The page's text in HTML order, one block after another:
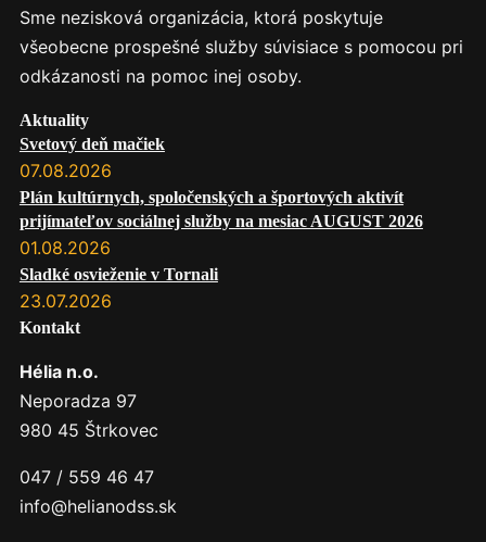
Sme nezisková organizácia, ktorá poskytuje
všeobecne prospešné služby súvisiace s pomocou pri
odkázanosti na pomoc inej osoby.
Aktuality
Svetový deň mačiek
07.08.2026
Plán kultúrnych, spoločenských a športových aktivít
prijímateľov sociálnej služby na mesiac AUGUST 2026
01.08.2026
Sladké osvieženie v Tornali
23.07.2026
Kontakt
Hélia n.o.
Neporadza 97
980 45 Štrkovec
047 / 559 46 47
info@helianodss.sk